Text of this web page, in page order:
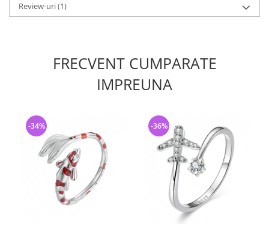
Review-uri(1)
FRECVENT CUMPARATE
IMPREUNA
-34% -36%